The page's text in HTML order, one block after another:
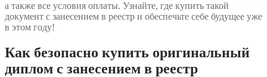
а также все условия оплаты. Узнайте, где купить такой
документ с занесением в реестр и обеспечьте себе будущее уже
в этом году!
Как безопасно купить оригинальный
диплом с занесением в реестр